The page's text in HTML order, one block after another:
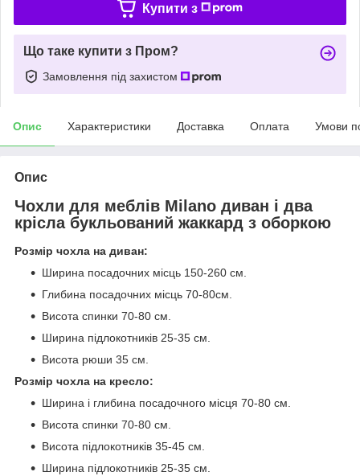
Купити з
Що таке купити з Пром?
Замовлення під захистом
Опис Характеристики Доставка Оплата Умови
Опис
Чохли для меблів Milano диван і два
крісла букльований жаккард з оборкою
Розмір чохла на диван:
Ширина посадочних місць 150-260 см.
Глибина посадочних місць 70-80см.
Висота спинки 70-80 см.
Ширина підлокотників 25-35 см.
Висота рюши 35 см.
Розмір чохла на кресло:
Ширина і глибина посадочного місця 70-80 см.
Висота спинки 70-80 см.
Висота підлокотників 35-45 см.
Ширина підлокотників 25-35 см.